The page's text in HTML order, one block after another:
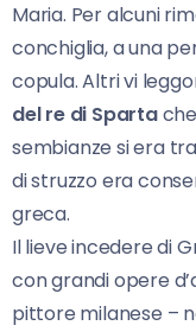
Maria. Per alcuni
conchiglia, a una
copula. Altri vi
del re di Sparta
sembianze si era
di struzzo era
greca.
Il lieve incedere di
con grandi opere
pittore milanese –